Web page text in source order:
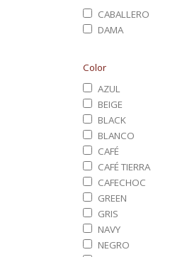
CABALLERO
DAMA
Color
AZUL
BEIGE
BLACK
BLANCO
CAFÉ
CAFÉ TIERRA
CAFECHOC
GREEN
GRIS
NAVY
NEGRO